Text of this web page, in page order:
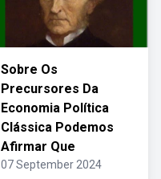
Sobre Os
Precursores Da
Economia Política
Clássica Podemos
Afirmar Que
07 September 2024